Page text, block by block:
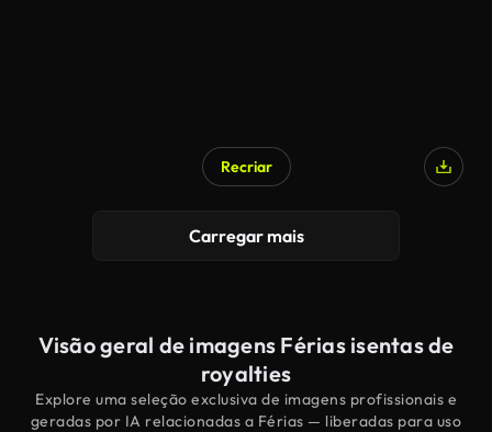
Recriar
Carregar mais
Visão geral de imagens Férias isentas de
royalties
Explore uma seleção exclusiva de imagens profissionais e
geradas por IA relacionadas a Férias — liberadas para uso